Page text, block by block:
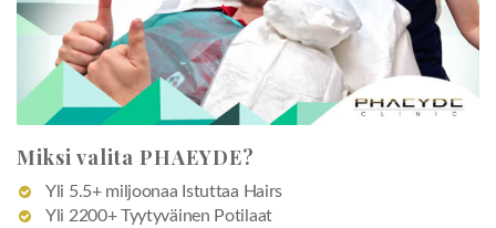
Miksi valita PHAEYDE?
Yli 5.5+ miljoonaa Istuttaa Hairs
Yli 2200+ Tyytyväinen Potilaat